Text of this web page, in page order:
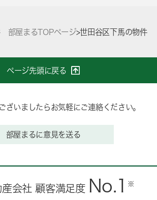
部屋まるTOPページ>世田谷区下馬の物件
ページ先頭に戻る
ざいましたらお気軽にご連絡ください。
部屋まるに意見を送る
会社 顧客満足度 No.1 ※